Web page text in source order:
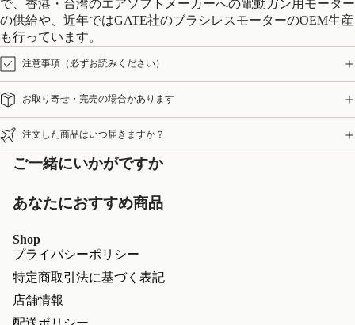
で、香港・台湾のエアソフトメーカーへの電動ガン用モーター
の供給や、近年ではGATE社のブラシレスモーターのOEM生産
も行っています。
注意事項（必ずお読みください）
お取り寄せ・完売の場合があります
注文した商品はいつ届きますか？
ご一緒にいかがですか
あなたにおすすめ商品
Shop
プライバシーポリシー
特定商取引法に基づく表記
店舗情報